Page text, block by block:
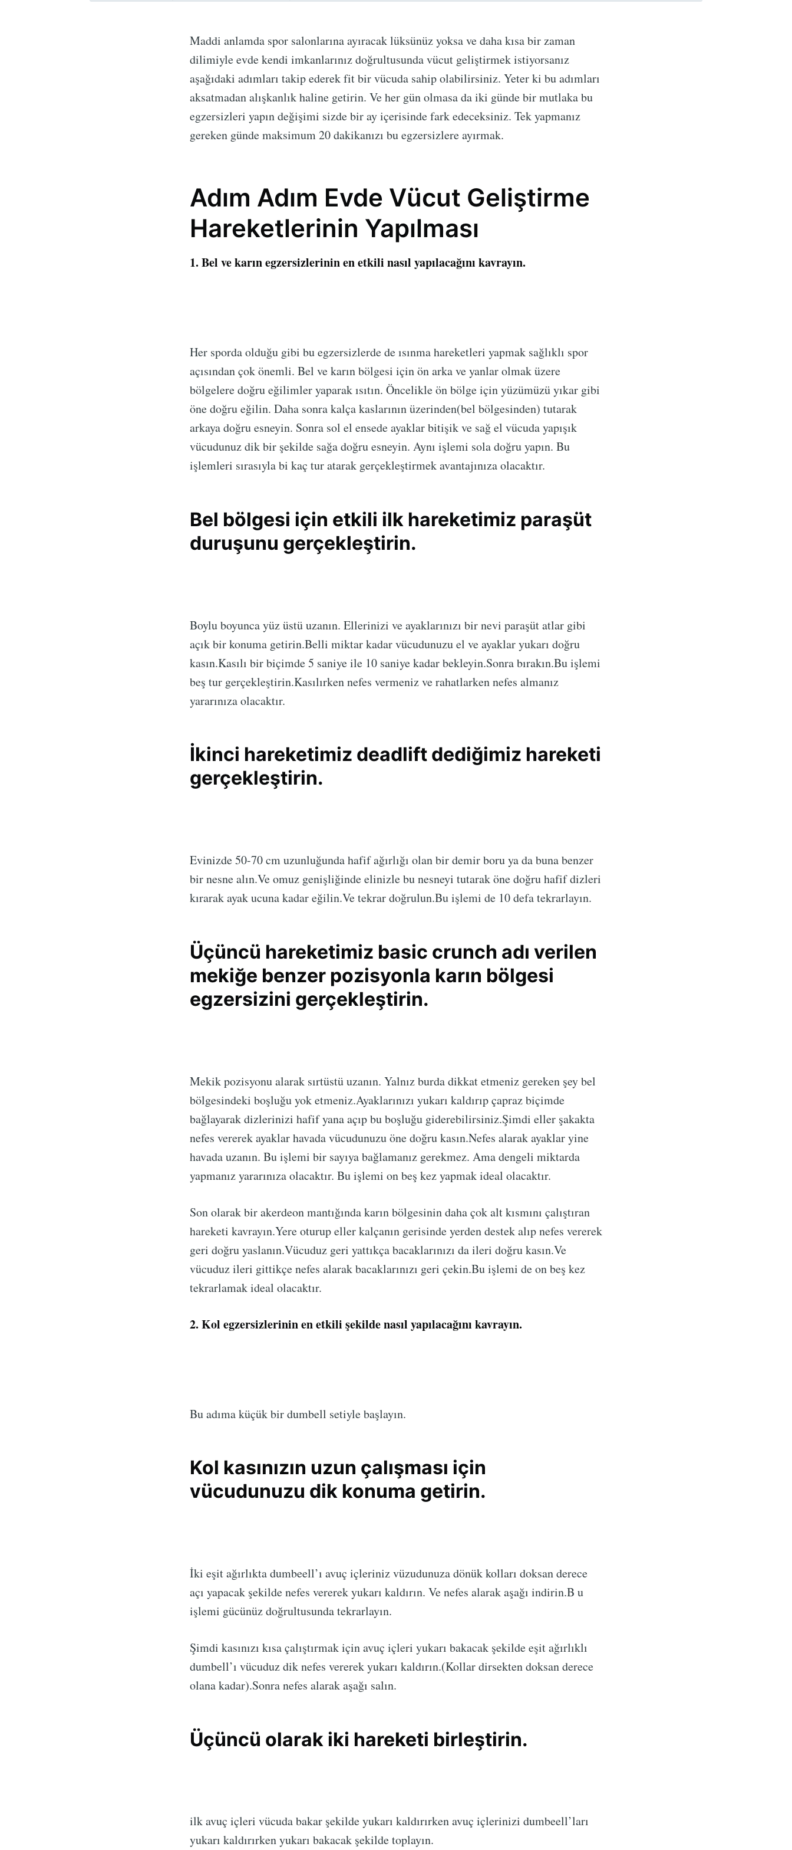
Maddi anlamda spor salonlarına ayıracak lüksünüz yoksa ve daha kısa bir zaman
dilimiyle evde kendi imkanlarınız doğrultusunda vücut geliştirmek istiyorsanız
aşağıdaki adımları takip ederek fit bir vücuda sahip olabilirsiniz. Yeter ki bu adımları
aksatmadan alışkanlık haline getirin. Ve her gün olmasa da iki günde bir mutlaka bu
egzersizleri yapın değişimi sizde bir ay içerisinde fark edeceksiniz. Tek yapmanız
gereken günde maksimum 20 dakikanızı bu egzersizlere ayırmak.
Adım Adım Evde Vücut Geliştirme
Hareketlerinin Yapılması
1. Bel ve karın egzersizlerinin en etkili nasıl yapılacağını kavrayın.
Her sporda olduğu gibi bu egzersizlerde de ısınma hareketleri yapmak sağlıklı spor
açısından çok önemli. Bel ve karın bölgesi için ön arka ve yanlar olmak üzere
bölgelere doğru eğilimler yaparak ısıtın. Öncelikle ön bölge için yüzümüzü yıkar gibi
öne doğru eğilin. Daha sonra kalça kaslarının üzerinden(bel bölgesinden) tutarak
arkaya doğru esneyin. Sonra sol el ensede ayaklar bitişik ve sağ el vücuda yapışık
vücudunuz dik bir şekilde sağa doğru esneyin. Aynı işlemi sola doğru yapın. Bu
işlemleri sırasıyla bi kaç tur atarak gerçekleştirmek avantajınıza olacaktır.
Bel bölgesi için etkili ilk hareketimiz paraşüt
duruşunu gerçekleştirin.
Boylu boyunca yüz üstü uzanın. Ellerinizi ve ayaklarınızı bir nevi paraşüt atlar gibi
açık bir konuma getirin.Belli miktar kadar vücudunuzu el ve ayaklar yukarı doğru
kasın.Kasılı bir biçimde 5 saniye ile 10 saniye kadar bekleyin.Sonra bırakın.Bu işlemi
beş tur gerçekleştirin.Kasılırken nefes vermeniz ve rahatlarken nefes almanız
yararınıza olacaktır.
İkinci hareketimiz deadlift dediğimiz hareketi
gerçekleştirin.
Evinizde 50-70 cm uzunluğunda hafif ağırlığı olan bir demir boru ya da buna benzer
bir nesne alın.Ve omuz genişliğinde elinizle bu nesneyi tutarak öne doğru hafif dizleri
kırarak ayak ucuna kadar eğilin.Ve tekrar doğrulun.Bu işlemi de 10 defa tekrarlayın.
Üçüncü hareketimiz basic crunch adı verilen
mekiğe benzer pozisyonla karın bölgesi
egzersizini gerçekleştirin.
Mekik pozisyonu alarak sırtüstü uzanın. Yalnız burda dikkat etmeniz gereken şey bel
bölgesindeki boşluğu yok etmeniz.Ayaklarınızı yukarı kaldırıp çapraz biçimde
bağlayarak dizlerinizi hafif yana açıp bu boşluğu giderebilirsiniz.Şimdi eller şakakta
nefes vererek ayaklar havada vücudunuzu öne doğru kasın.Nefes alarak ayaklar yine
havada uzanın. Bu işlemi bir sayıya bağlamanız gerekmez. Ama dengeli miktarda
yapmanız yararınıza olacaktır. Bu işlemi on beş kez yapmak ideal olacaktır.
Son olarak bir akerdeon mantığında karın bölgesinin daha çok alt kısmını çalıştıran
hareketi kavrayın.Yere oturup eller kalçanın gerisinde yerden destek alıp nefes vererek
geri doğru yaslanın.Vücuduz geri yattıkça bacaklarınızı da ileri doğru kasın.Ve
vücuduz ileri gittikçe nefes alarak bacaklarınızı geri çekin.Bu işlemi de on beş kez
tekrarlamak ideal olacaktır.
2. Kol egzersizlerinin en etkili şekilde nasıl yapılacağını kavrayın.
Bu adıma küçük bir dumbell setiyle başlayın.
Kol kasınızın uzun çalışması için
vücudunuzu dik konuma getirin.
İki eşit ağırlıkta dumbeell’ı avuç içleriniz vüzudunuza dönük kolları doksan derece
açı yapacak şekilde nefes vererek yukarı kaldırın. Ve nefes alarak aşağı indirin.B u
işlemi gücünüz doğrultusunda tekrarlayın.
Şimdi kasınızı kısa çalıştırmak için avuç içleri yukarı bakacak şekilde eşit ağırlıklı
dumbell’ı vücuduz dik nefes vererek yukarı kaldırın.(Kollar dirsekten doksan derece
olana kadar).Sonra nefes alarak aşağı salın.
Üçüncü olarak iki hareketi birleştirin.
ilk avuç içleri vücuda bakar şekilde yukarı kaldırırken avuç içlerinizi dumbeell’ları
yukarı kaldırırken yukarı bakacak şekilde toplayın.